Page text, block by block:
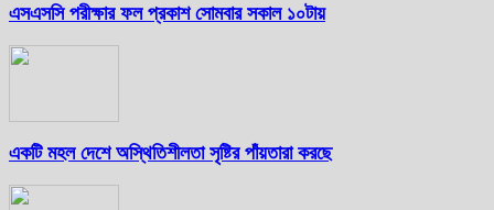
এসএসসি পরীক্ষার ফল প্রকাশ সোমবার সকাল ১০টায়
একটি মহল দেশে অস্থিতিশীলতা সৃষ্টির পাঁয়তারা করছে